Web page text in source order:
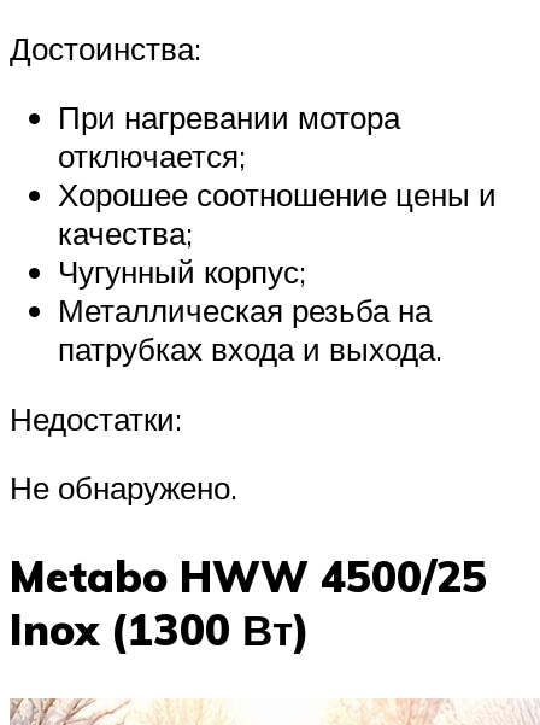
Достоинства:
При нагревании мотора
отключается;
Хорошее соотношение цены и
качества;
Чугунный корпус;
Металлическая резьба на
патрубках входа и выхода.
Недостатки:
Не обнаружено.
Metabo HWW 4500/25
Inox (1300 Вт)